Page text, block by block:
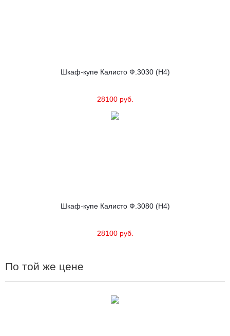
Шкаф-купе Калисто Ф.3030 (Н4)
28100 руб.
Шкаф-купе Калисто Ф.3080 (Н4)
28100 руб.
По той же цене